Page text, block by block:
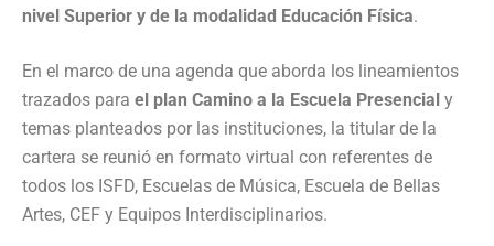
nivel Superior y de la modalidad Educación Física.
En el marco de una agenda que aborda los lineamientos
trazados para el plan Camino a la Escuela Presencial y
temas planteados por las instituciones, la titular de la
cartera se reunió en formato virtual con referentes de
todos los ISFD, Escuelas de Música, Escuela de Bellas
Artes, CEF y Equipos Interdisciplinarios.